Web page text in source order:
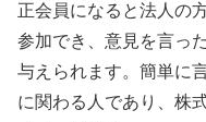
正会員になると法人の
参加でき、意見を言っ
与えられます。簡単に
に関わる人であり、株